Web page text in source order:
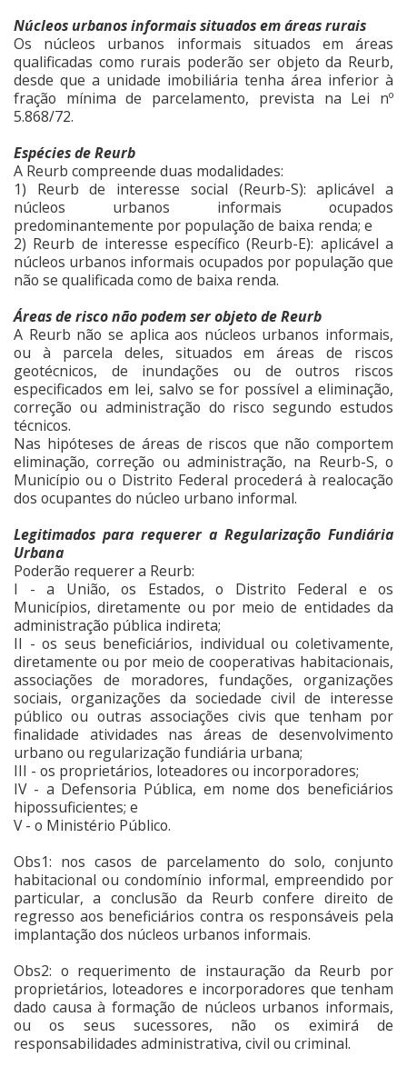
Núcleos urbanos informais situados em áreas rurais
Os núcleos urbanos informais situados em áreas
qualificadas como rurais poderão ser objeto da Reurb,
desde que a unidade imobiliária tenha área inferior à
fração mínima de parcelamento, prevista na Lei nº
5.868/72.
Espécies de Reurb
A Reurb compreende duas modalidades:
1) Reurb de interesse social (Reurb-S): aplicável a
núcleos urbanos informais ocupados
predominantemente por população de baixa renda; e
2) Reurb de interesse específico (Reurb-E): aplicável a
núcleos urbanos informais ocupados por população que
não se qualificada como de baixa renda.
Áreas de risco não podem ser objeto de Reurb
A Reurb não se aplica aos núcleos urbanos informais,
ou à parcela deles, situados em áreas de riscos
geotécnicos, de inundações ou de outros riscos
especificados em lei, salvo se for possível a eliminação,
correção ou administração do risco segundo estudos
técnicos.
Nas hipóteses de áreas de riscos que não comportem
eliminação, correção ou administração, na Reurb-S, o
Município ou o Distrito Federal procederá à realocação
dos ocupantes do núcleo urbano informal.
Legitimados para requerer a Regularização Fundiária
Urbana
Poderão requerer a Reurb:
I - a União, os Estados, o Distrito Federal e os
Municípios, diretamente ou por meio de entidades da
administração pública indireta;
II - os seus beneficiários, individual ou coletivamente,
diretamente ou por meio de cooperativas habitacionais,
associações de moradores, fundações, organizações
sociais, organizações da sociedade civil de interesse
público ou outras associações civis que tenham por
finalidade atividades nas áreas de desenvolvimento
urbano ou regularização fundiária urbana;
III - os proprietários, loteadores ou incorporadores;
IV - a Defensoria Pública, em nome dos beneficiários
hipossuficientes; e
V - o Ministério Público.
Obs1: nos casos de parcelamento do solo, conjunto
habitacional ou condomínio informal, empreendido por
particular, a conclusão da Reurb confere direito de
regresso aos beneficiários contra os responsáveis pela
implantação dos núcleos urbanos informais.
Obs2: o requerimento de instauração da Reurb por
proprietários, loteadores e incorporadores que tenham
dado causa à formação de núcleos urbanos informais,
ou os seus sucessores, não os eximirá de
responsabilidades administrativa, civil ou criminal.